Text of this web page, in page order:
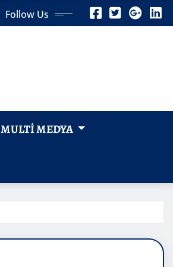
Follow Us
MULTI MEDYA